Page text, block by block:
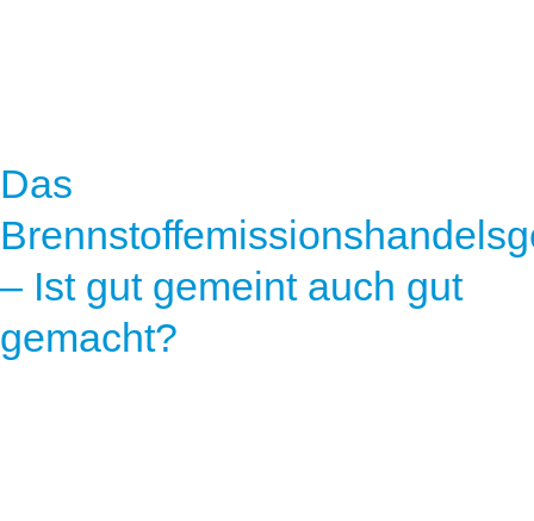
Das
– Ist gut gemeint auch gut
gemacht?